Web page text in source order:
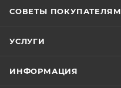
СОВЕТЫ ПОКУПАТЕЛЯМ
УСЛУГИ
ИНФОРМАЦИЯ